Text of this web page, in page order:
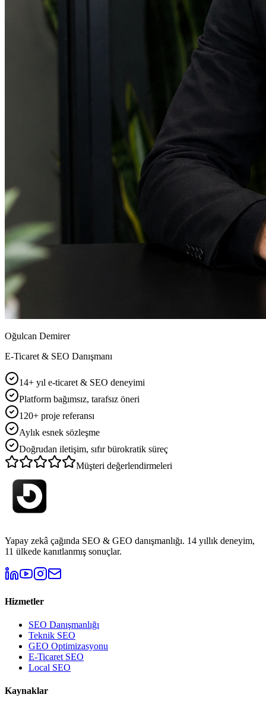
Oğulcan Demirer
E-Ticaret & SEO Danışmanı
14+ yıl e-ticaret & SEO deneyimi
Platform bağımsız, tarafsız öneri
120+ proje referansı
Aylık esnek sözleşme
Doğrudan iletişim, sıfır bürokratik süreç
Müşteri değerlendirmeleri
Yapay zekâ çağında SEO & GEO danışmanlığı. 14 yıllık deneyim,
11 ülkede kanıtlanmış sonuçlar.
Hizmetler
SEO Danışmanlığı
Teknik SEO
GEO Optimizasyonu
E-Ticaret SEO
Local SEO
Kaynaklar